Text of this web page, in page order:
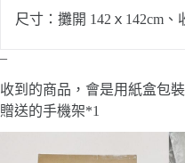
尺寸：攤開 142ｘ142cm、
–
收到的商品，會是用紙盒包
贈送的手機架*1